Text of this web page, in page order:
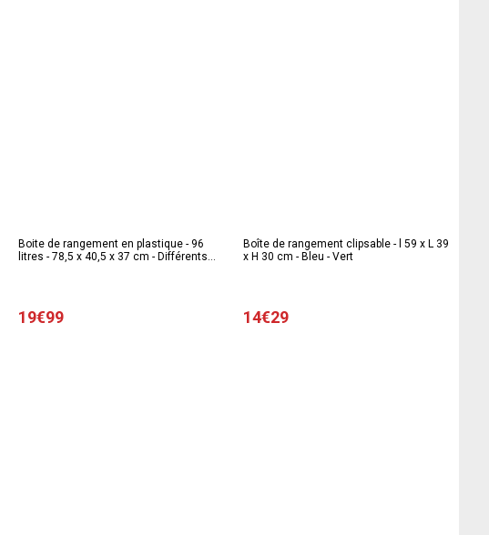
Boite de rangement en plastique - 96
litres - 78,5 x 40,5 x 37 cm - Différents
19€99
Boîte de rangement clipsable - l 59 x L 39
x H 30 cm - Bleu - Vert
14€29